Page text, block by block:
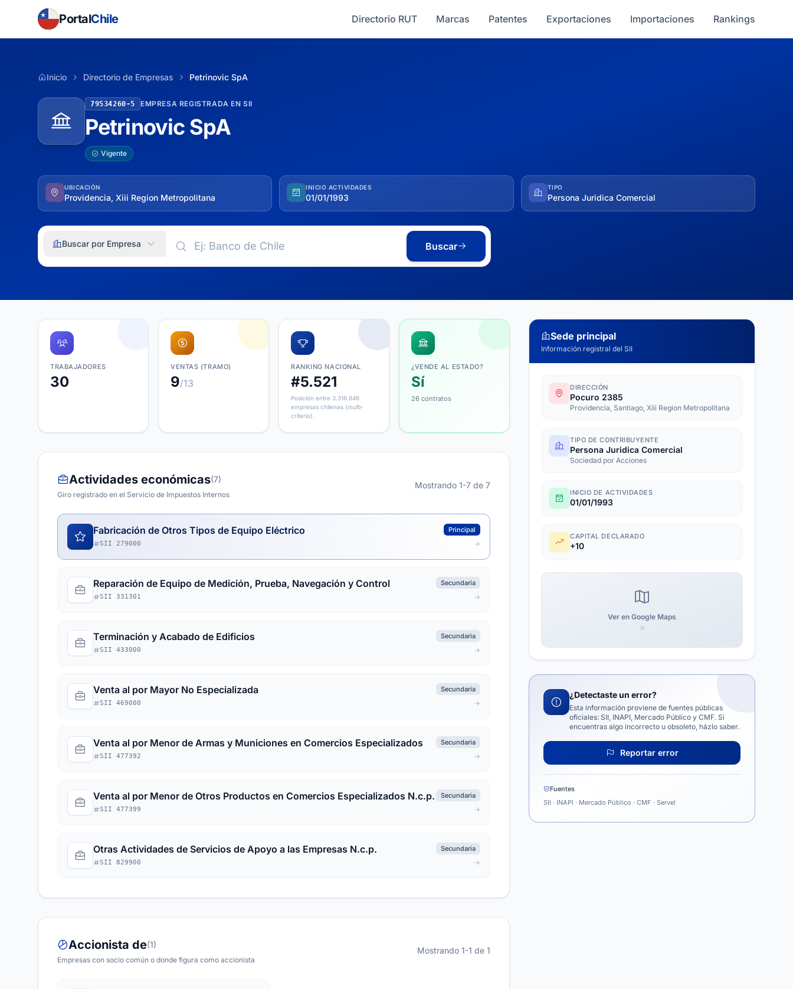
PortalChile Directorio RUT Marcas Patentes Exportaciones Importaciones Rankings
Inicio Directorio de Empresas Petrinovic SpA
79534260-5 EMPRESA REGISTRADA EN SII
Petrinovic SpA
Vigente
UBICACIÓN
Providencia, Xiii Region Metropolitana
INICIO ACTIVIDADES
01/01/1993
TIPO
Persona Juridica Comercial
Buscar por Empresa Buscar
TRABAJADORES
30
VENTAS (TRAMO)
9/13
RANKING NACIONAL
#5.521
Posición entre 3.316.848
empresas chilenas (multi-
criterio).
¿VENDE AL ESTADO?
Sí
26 contratos
Actividades económicas(7)
Giro registrado en el Servicio de Impuestos Internos
Mostrando 1-7 de 7
Fabricación de Otros Tipos de Equipo Eléctrico Principal
SII 279000
Reparación de Equipo de Medición, Prueba, Navegación y Control Secundaria
SII 331301
Terminación y Acabado de Edificios Secundaria
SII 433000
Venta al por Mayor No Especializada Secundaria
SII 469000
Venta al por Menor de Armas y Municiones en Comercios Especializados Secundaria
SII 477392
Venta al por Menor de Otros Productos en Comercios Especializados N.c.p. Secundaria
SII 477399
Otras Actividades de Servicios de Apoyo a las Empresas N.c.p. Secundaria
SII 829900
Accionista de(1)
Empresas con socio común o donde figura como accionista
Mostrando 1-1 de 1
Sede principal
Información registral del SII
DIRECCIÓN
Pocuro 2385
Providencia, Santiago, Xiii Region Metropolitana
TIPO DE CONTRIBUYENTE
Persona Juridica Comercial
Sociedad por Acciones
INICIO DE ACTIVIDADES
01/01/1993
CAPITAL DECLARADO
+10
Ver en Google Maps
¿Detectaste un error?
Esta información proviene de fuentes públicas
oficiales: SII, INAPI, Mercado Público y CMF. Si
encuentras algo incorrecto u obsoleto, házlo saber.
Reportar error
Fuentes
SII · INAPI · Mercado Público · CMF · Servel